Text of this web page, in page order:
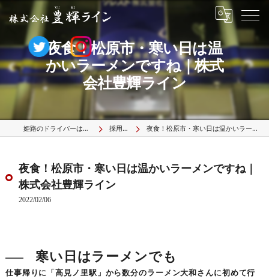
夜食！松原市・寒い日は温
かいラーメンですね｜株式
会社豊輝ライン
姫路のドライバーは株式会社豊輝ライン 採用ブログ 夜食！松原市・寒い日は温かいラーメンですね｜株式会社豊輝ライン
夜食！松原市・寒い日は温かいラーメンですね｜
株式会社豊輝ライン
2022/02/06
寒い日はラーメンでも
仕事帰りに「高見ノ里駅」から数分のラーメン大和さんに初めて行